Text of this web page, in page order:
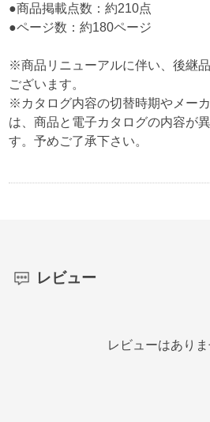
●商品掲載点数：約210点
●ページ数：約180ページ
※商品リニューアルに伴い、後継
ございます。
※カタログ内容の切替時期やメー
は、商品と電子カタログの内容が
す。予めご了承下さい。
レビュー
レビューはありま